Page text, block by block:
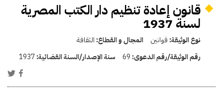
قانون إعادة تنظيم دار الكتب المصرية
لسنة 1937
نوع الوثيقة: قوانين المجال و القطاع: الثقافة
رقم الوثيقة/رقم الدعوى: 69 سنة الإصدار/السنة القضائية:1937